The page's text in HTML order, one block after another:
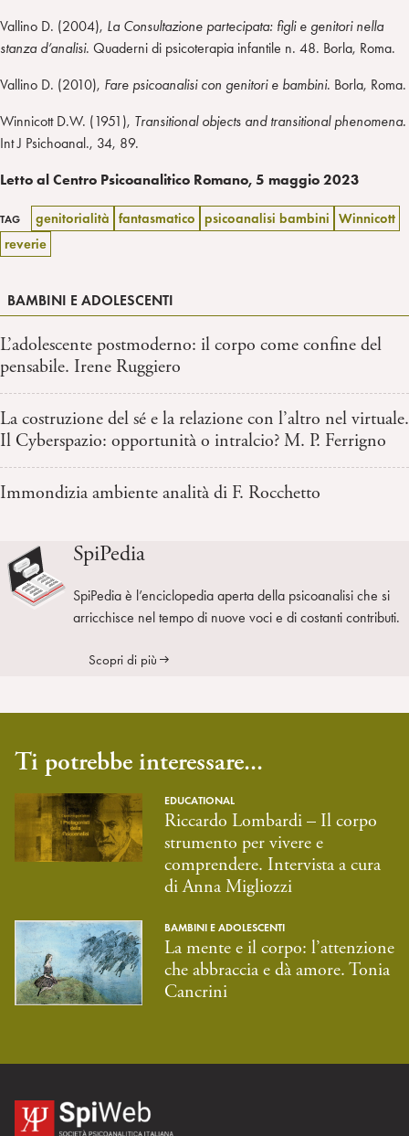
Vallino D. (2004), La Consultazione partecipata: figli e genitori nella
stanza d’analisi. Quaderni di psicoterapia infantile n. 48. Borla, Roma.
Vallino D. (2010), Fare psicoanalisi con genitori e bambini. Borla, Roma.
Winnicott D.W. (1951), Transitional objects and transitional phenomena.
Int J Psichoanal., 34, 89.
Letto al Centro Psicoanalitico Romano, 5 maggio 2023
TAG genitorialità fantasmatico psicoanalisi bambini
Winnicott
reverie
BAMBINI E ADOLESCENTI
L’adolescente postmoderno: il corpo come confine del
pensabile. Irene Ruggiero
La costruzione del sé e la relazione con l’altro nel virtuale.
Il Cyberspazio: opportunità o intralcio? M. P. Ferrigno
Immondizia ambiente analità di F. Rocchetto
SpiPedia
SpiPedia è l’enciclopedia aperta della psicoanalisi che si
arricchisce nel tempo di nuove voci e di costanti contributi.
Scopri di più
Ti potrebbe interessare...
EDUCATIONAL
Riccardo Lombardi – Il corpo
strumento per vivere e
comprendere. Intervista a cura
di Anna Migliozzi
BAMBINI E ADOLESCENTI
La mente e il corpo: l’attenzione
che abbraccia e dà amore. Tonia
Cancrini